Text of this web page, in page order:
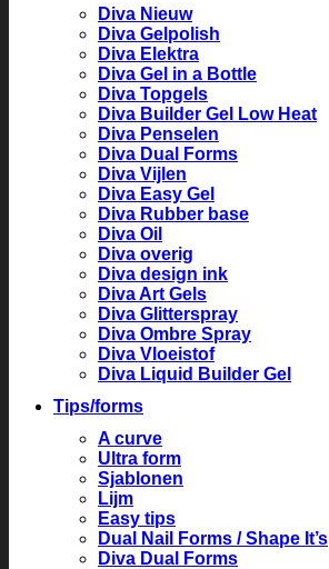
Diva Nieuw
Diva Gelpolish
Diva Elektra
Diva Gel in a Bottle
Diva Topgels
Diva Builder Gel Low Heat
Diva Penselen
Diva Dual Forms
Diva Vijlen
Diva Easy Gel
Diva Rubber base
Diva Oil
Diva overig
Diva design ink
Diva Art Gels
Diva Glitterspray
Diva Ombre Spray
Diva Vloeistof
Diva Liquid Builder Gel
Tips/forms
A curve
Ultra form
Sjablonen
Lijm
Easy tips
Dual Nail Forms / Shape It’s
Diva Dual Forms